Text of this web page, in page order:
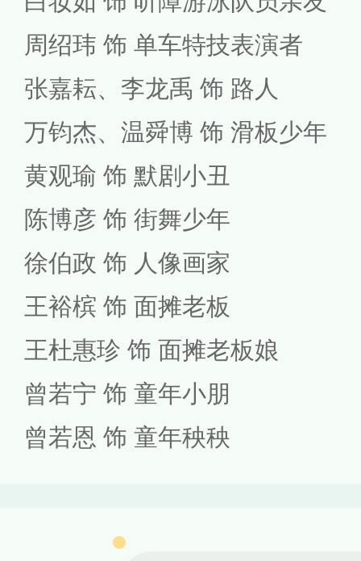
周绍玮 饰 单车特技表演者
张嘉耘、李龙禹 饰 路人
万钧杰、温舜博 饰 滑板少年
黄观瑜 饰 默剧小丑
陈博彦 饰 街舞少年
徐伯政 饰 人像画家
王裕槟 饰 面摊老板
王杜惠珍 饰 面摊老板娘
曾若宁 饰 童年小朋
曾若恩 饰 童年秧秧